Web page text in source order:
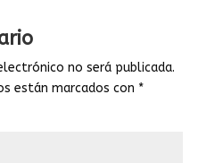
no será publicada.
están marcados con *